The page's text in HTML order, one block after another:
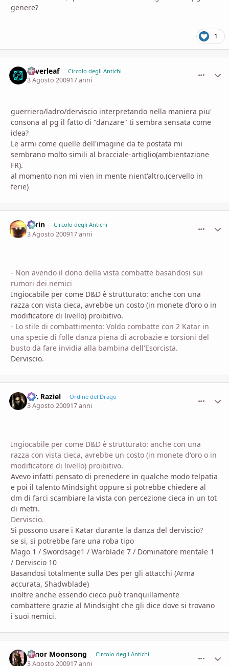
genere?
1
Silverleaf Circolo degli Antichi
3 Agosto 200917 anni
guerriero/ladro/derviscio interpretando nella maniera piu'
consona al pg il fatto di "danzare" ti sembra sensata come
idea?
Le armi come quelle dell'imagine da te postata mi
sembrano molto simili al bracciale-artiglio(ambientazione
FR).
al momento non mi vien in mente nient'altro.(cervello in
ferie)
Larin Circolo degli Antichi
3 Agosto 200917 anni
- Non avendo il dono della vista combatte basandosi sui
rumori dei nemici
Ingiocabile per come D&D è strutturato: anche con una
razza con vista cieca, avrebbe un costo (in monete d'oro o in
modificatore di livello) proibitivo.
- Lo stile di combattimento: Voldo combatte con 2 Katar in
una specie di folle danza piena di acrobazie e torsioni del
busto da fare invidia alla bambina dell'Esorcista.
Derviscio.
Mr. Raziel Ordine del Drago
3 Agosto 200917 anni
Ingiocabile per come D&D è strutturato: anche con una
razza con vista cieca, avrebbe un costo (in monete d'oro o in
modificatore di livello) proibitivo.
Avevo infatti pensato di prenedere in qualche modo telpatia
e poi il talento Mindsight oppure si potrebbe chiedere al
dm di farci scambiare la vista con percezione cieca in un tot
di metri.
Derviscio.
Si possono usare i Katar durante la danza del derviscio?
se si, si potrebbe fare una roba tipo
Mago 1 / Swordsage1 / Warblade 7 / Dominatore mentale 1
/ Derviscio 10
Basandosi totalmente sulla Des per gli attacchi (Arma
accurata, Shadwblade)
inoltre anche essendo cieco può tranquillamente
combattere grazie al Mindsight che gli dice dove si trovano
i suoi nemici.
Hinor Moonsong Circolo degli Antichi
3 Agosto 200917 anni